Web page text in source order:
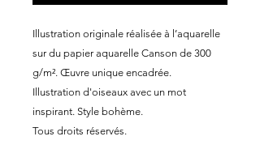
Illustration originale réalisée à l’aquarelle
sur du papier aquarelle Canson de 300
g/m². Œuvre unique encadrée.
Illustration d'oiseaux avec un mot
inspirant. Style bohème.
Tous droits réservés.